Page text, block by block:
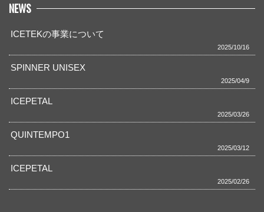
NEWS
ICETEKの事業について
2025/10/16
SPINNER UNISEX
2025/04/9
ICEPETAL
2025/03/26
QUINTEMPO1
2025/03/12
ICEPETAL
2025/02/26